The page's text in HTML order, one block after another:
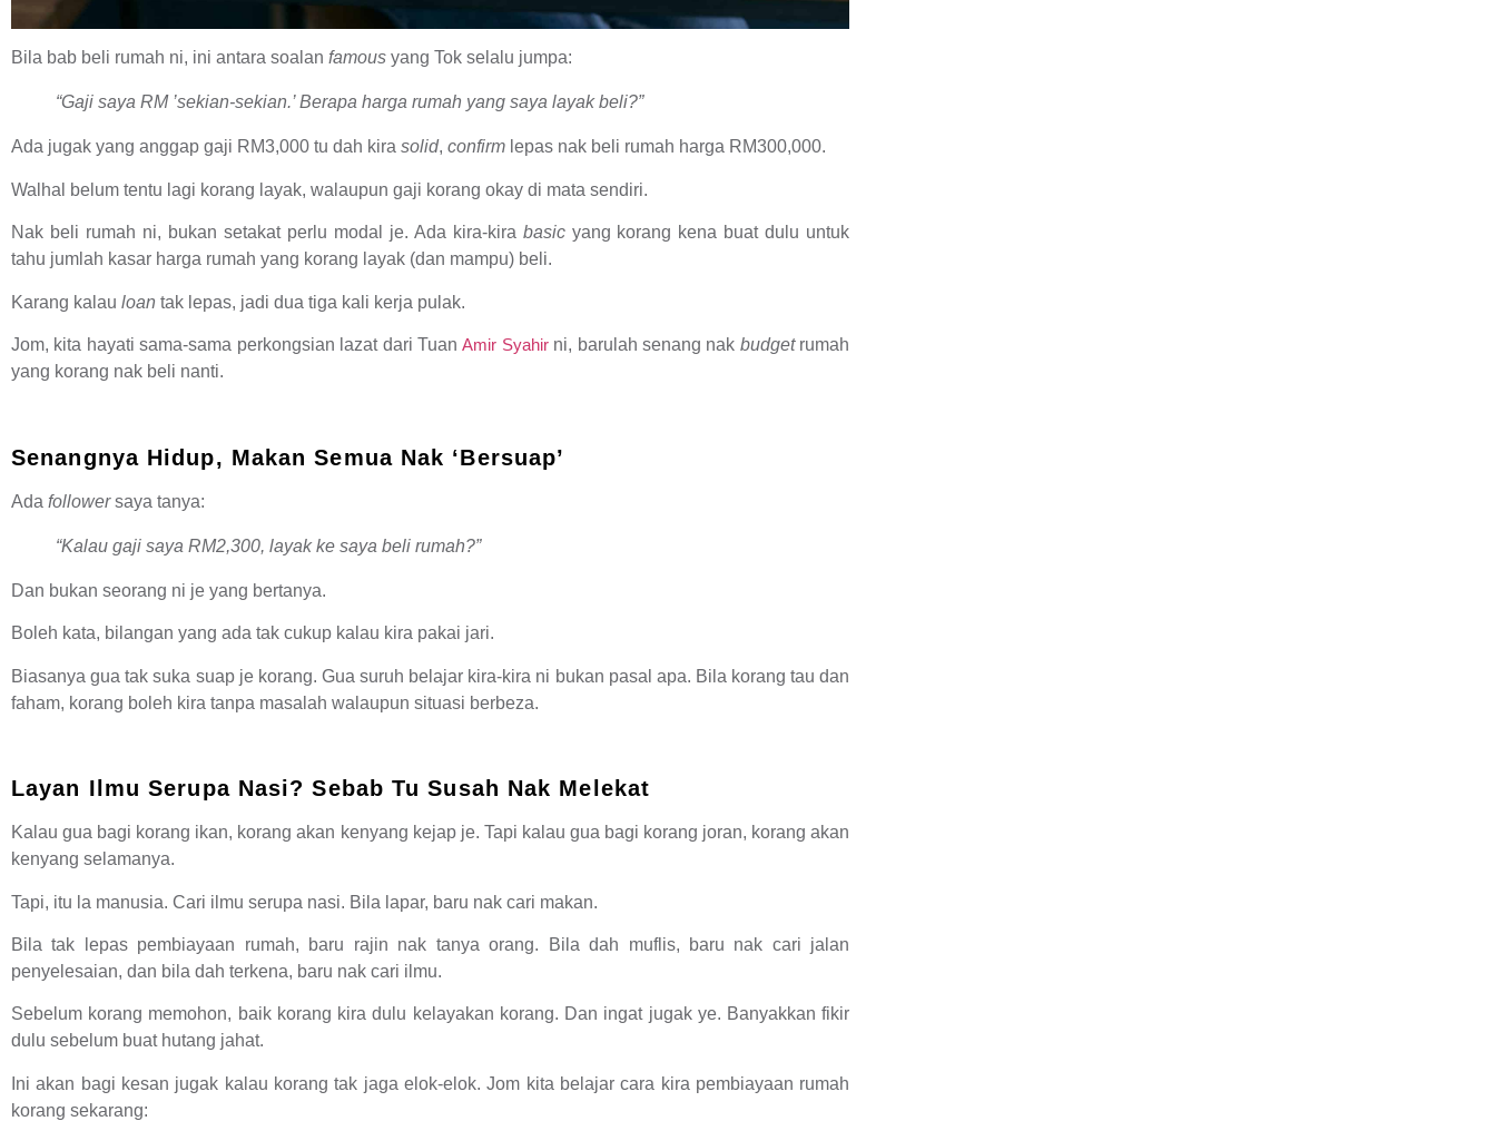
Bila bab beli rumah ni, ini antara soalan famous yang Tok selalu jumpa:
“Gaji saya RM ’sekian-sekian.’ Berapa harga rumah yang saya layak beli?”
Ada jugak yang anggap gaji RM3,000 tu dah kira solid, confirm lepas nak beli rumah harga RM300,000.
Walhal belum tentu lagi korang layak, walaupun gaji korang okay di mata sendiri.
Nak beli rumah ni, bukan setakat perlu modal je. Ada kira-kira basic yang korang kena buat dulu untuk
tahu jumlah kasar harga rumah yang korang layak (dan mampu) beli.
Karang kalau loan tak lepas, jadi dua tiga kali kerja pulak.
Jom, kita hayati sama-sama perkongsian lazat dari TuanAmir Syahirni, barulah senang nak budget rumah
yang korang nak beli nanti.
Senangnya Hidup, Makan Semua Nak ‘bersuap’
Ada followersaya tanya:
“Kalau gaji saya RM2,300, layak ke saya beli rumah?”
Dan bukan seorang ni je yang bertanya.
Boleh kata, bilangan yang ada tak cukup kalau kira pakai jari.
Biasanya gua tak suka suap je korang. Gua suruh belajar kira-kira ni bukan pasal apa. Bila korang tau dan
faham, korang boleh kira tanpa masalah walaupun situasi berbeza.
Layan Ilmu Serupa Nasi? Sebab Tu Susah Nak Melekat
Kalau gua bagi korang ikan, korang akan kenyang kejap je. Tapi kalau gua bagi korang joran, korang akan
kenyang selamanya.
Tapi, itu la manusia. Cari ilmu serupa nasi. Bila lapar, baru nak cari makan.
Bila tak lepas pembiayaan
rumah, baru rajin nak tanya orang. Bila dah muflis, baru nak cari jalan
penyelesaian, dan bila dah terkena, baru nak cari ilmu.
Sebelum korang memohon, baik korang kira dulu kelayakan korang. Dan ingat jugak ye. Banyakkan fikir
dulu sebelum buat hutang jahat.
Ini akan bagi kesan jugak kalau korang tak jaga elok-elok. Jom kita belajar cara kira pembiayaan rumah
korang sekarang: